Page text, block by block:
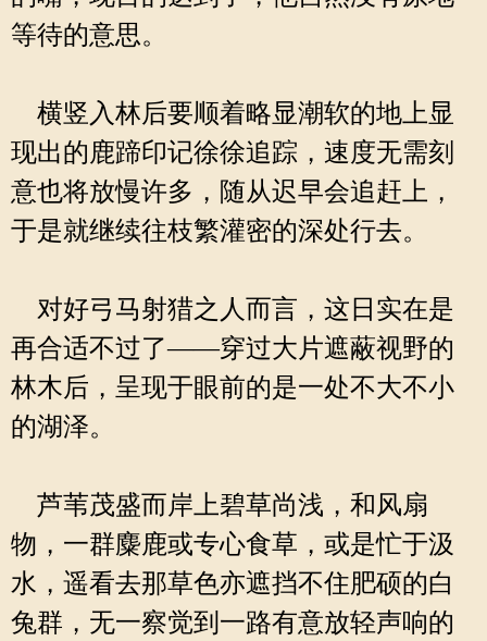
等待的意思。
横竖入林后要顺着略显潮软的地上显
现出的鹿蹄印记徐徐追踪，速度无需刻
意也将放慢许多，随从迟早会追赶上，
于是就继续往枝繁灌密的深处行去。
对好弓马射猎之人而言，这日实在是
再合适不过了——穿过大片遮蔽视野的
林木后，呈现于眼前的是一处不大不小
的湖泽。
芦苇茂盛而岸上碧草尚浅，和风扇
物，一群麋鹿或专心食草，或是忙于汲
水，遥看去那草色亦遮挡不住肥硕的白
兔群，无一察觉到一路有意放轻声响的